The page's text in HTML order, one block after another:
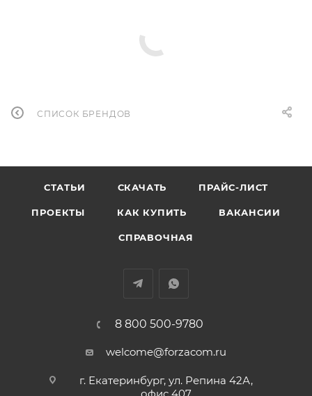
СПИСОК БРЕНДОВ
СТАТЬИ СКАЧАТЬ ПРАЙС-ЛИСТ
ПРОЕКТЫ КАК КУПИТЬ ВАКАНСИИ
СПРАВОЧНАЯ
8 800 500-9780
welcome@forzacom.ru
г. Екатеринбург, ул. Репина 42А,